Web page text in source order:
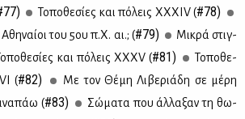
Το­πο­θε­σί­ες και πό­λεις ΧΧ­ΧΙV (#78)
του 5ου π.Χ. αι.; (#79)
Μι­κρά στιγ­
και πό­λεις ΧΧ­ΧV (#81)
Το­πο­θε­
(#82)
Με τον Θέ­μη Λι­βε­ριά­δη σε μέ­ρη
(#83)
Σώ­μα­τα που άλ­λα­ξαν τη θω­